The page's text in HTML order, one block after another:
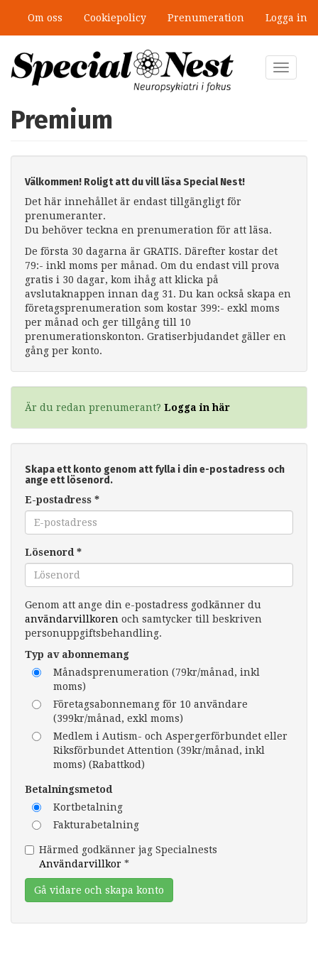
huvudinnehåll
Om oss Cookiepolicy Prenumeration Logga in
Toggle
Premium
Välkommen! Roligt att du vill läsa Special Nest!
Det här innehållet är endast tillgängligt för
prenumeranter.
Du behöver teckna en prenumeration för att läsa.
De första 30 dagarna är GRATIS. Därefter kostar det
79:- inkl moms per månad. Om du endast vill prova
gratis i 30 dagar, kom ihåg att klicka på
avslutaknappen innan dag 31. Du kan också skapa en
företagsprenumeration som kostar 399:- exkl moms
per månad och ger tillgång till 10
prenumerationskonton. Gratiserbjudandet gäller en
gång per konto.
Är du redan prenumerant? Logga in här
Skapa ett konto genom att fylla i din e-postadress och
ange ett lösenord.
E-postadress *
Lösenord *
Genom att ange din e-postadress godkänner du
användarvillkoren och samtycker till beskriven
personuppgiftsbehandling.
Typ av abonnemang
Månadsprenumeration (79kr/månad, inkl
moms)
Företagsabonnemang för 10 användare
(399kr/månad, exkl moms)
Medlem i Autism- och Aspergerförbundet eller
Riksförbundet Attention (39kr/månad, inkl
moms) (Rabattkod)
Betalningsmetod
Kortbetalning
Fakturabetalning
Härmed godkänner jag Specialnests
Användarvillkor *
Gå vidare och skapa konto